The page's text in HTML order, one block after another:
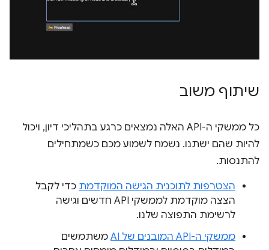
שיתוף משוב
כל ממשקי ה-API האלה נמצאים כרגע בתהליכי דיון, ויכול
להיות שהם ישתנו. נשמח לשמוע מכם כשמתחילים
להתנסות.
הצטרפות לתוכנית הגישה המוקדמת כדי לקבל
הצצה מוקדמת לממשקי API חדשים וגישה
לרשימת התפוצה שלנו.
ממשקי ה-API המובנים של AI
משתמשים